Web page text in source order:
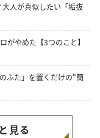
人が真似したい「垢抜
がやめた【3つのこと】
ふた」を置くだけの"簡
見る